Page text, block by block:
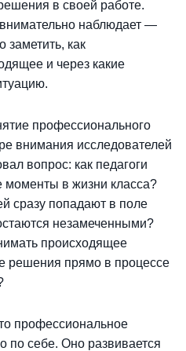
в своей работе.
наблюдает —
заметить, как
и через какие
профессионального
внимания исследователей
вопрос: как педагоги
моменты в жизни класса?
сразу попадают в поле
незамеченными?
происходящее
решения прямо в процессе
профессиональное
по себе. Оно развивается